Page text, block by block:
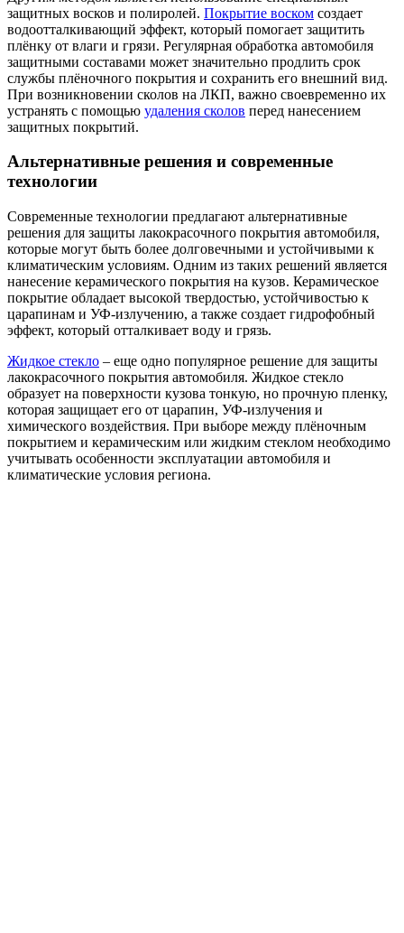
защитных восков и полиролей. Покрытие воском создает
водоотталкивающий эффект, который помогает защитить
плёнку от влаги и грязи. Регулярная обработка автомобиля
защитными составами может значительно продлить срок
службы плёночного покрытия и сохранить его внешний вид.
При возникновении сколов на ЛКП, важно своевременно их
устранять с помощью удаления сколов перед нанесением
защитных покрытий.
Альтернативные решения и современные
технологии
Современные технологии предлагают альтернативные
решения для защиты лакокрасочного покрытия автомобиля,
которые могут быть более долговечными и устойчивыми к
климатическим условиям. Одним из таких решений является
нанесение керамического покрытия на кузов. Керамическое
покрытие обладает высокой твердостью, устойчивостью к
царапинам и УФ-излучению, а также создает гидрофобный
эффект, который отталкивает воду и грязь.
Жидкое стекло – еще одно популярное решение для защиты
лакокрасочного покрытия автомобиля. Жидкое стекло
образует на поверхности кузова тонкую, но прочную пленку,
которая защищает его от царапин, УФ-излучения и
химического воздействия. При выборе между плёночным
покрытием и керамическим или жидким стеклом необходимо
учитывать особенности эксплуатации автомобиля и
климатические условия региона.